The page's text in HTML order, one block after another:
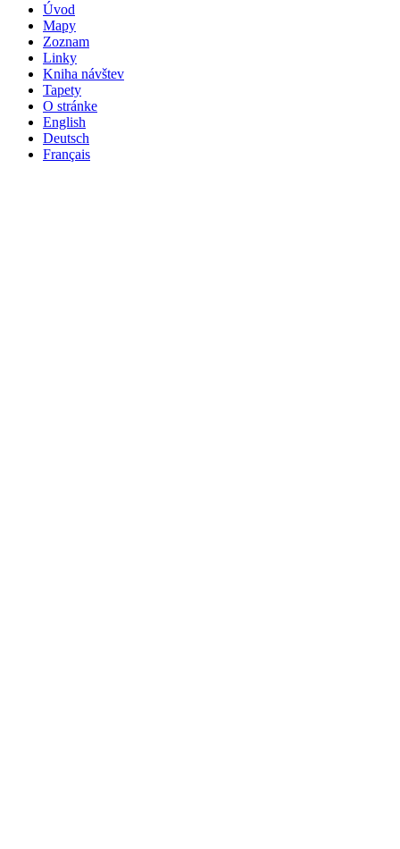
Úvod
Mapy
Zoznam
Linky
Kniha návštev
Tapety
O stránke
English
Deutsch
Français